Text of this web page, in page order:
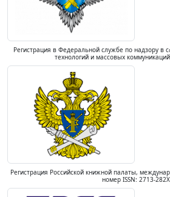
Регистрация в Федеральной службе по надзору в
технологий и массовых
Регистрация Российской книжной палаты,
номер ISSN: 2713-282X